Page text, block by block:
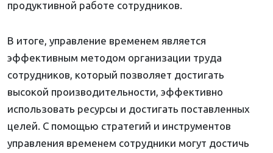
продуктивной работе сотрудников.
В итоге, управление временем является
эффективным методом организации труда
сотрудников, который позволяет достигать
высокой производительности, эффективно
использовать ресурсы и достигать поставленных
целей. С помощью стратегий и инструментов
управления временем сотрудники могут достичь